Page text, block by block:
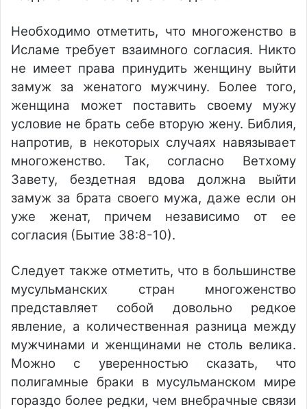
Необходимо отметить, что многоженство в
Исламе требует взаимного согласия. Никто
не имеет права принудить женщину выйти
замуж за женатого мужчину. Более того,
женщина может поставить своему мужу
условие не брать себе вторую жену. Библия,
напротив, в некоторых случаях навязывает
многоженство. Так, согласно Ветхому
Завету, бездетная вдова должна выйти
замуж за брата своего мужа, даже если он
уже женат, причем независимо от ее
согласия (Бытие 38:8-10).
Следует также отметить, что в большинстве
мусульманских стран многоженство
представляет собой довольно редкое
явление, а количественная разница между
мужчинами и женщинами не столь велика.
Можно с уверенностью сказать, что
полигамные браки в мусульманском мире
гораздо более редки, чем внебрачные связи